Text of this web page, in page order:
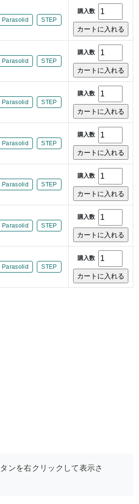
Parasolid STEP
購入数
Parasolid STEP
購入数
Parasolid STEP
購入数
Parasolid STEP
購入数
Parasolid STEP
購入数
Parasolid STEP
購入数
Parasolid STEP
購入数
ンを右クリックして表示さ